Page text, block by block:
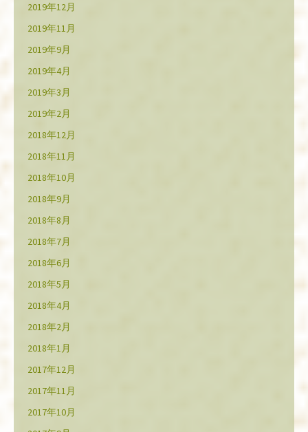
2019年12月
2019年11月
2019年9月
2019年4月
2019年3月
2019年2月
2018年12月
2018年11月
2018年10月
2018年9月
2018年8月
2018年7月
2018年6月
2018年5月
2018年4月
2018年2月
2018年1月
2017年12月
2017年11月
2017年10月